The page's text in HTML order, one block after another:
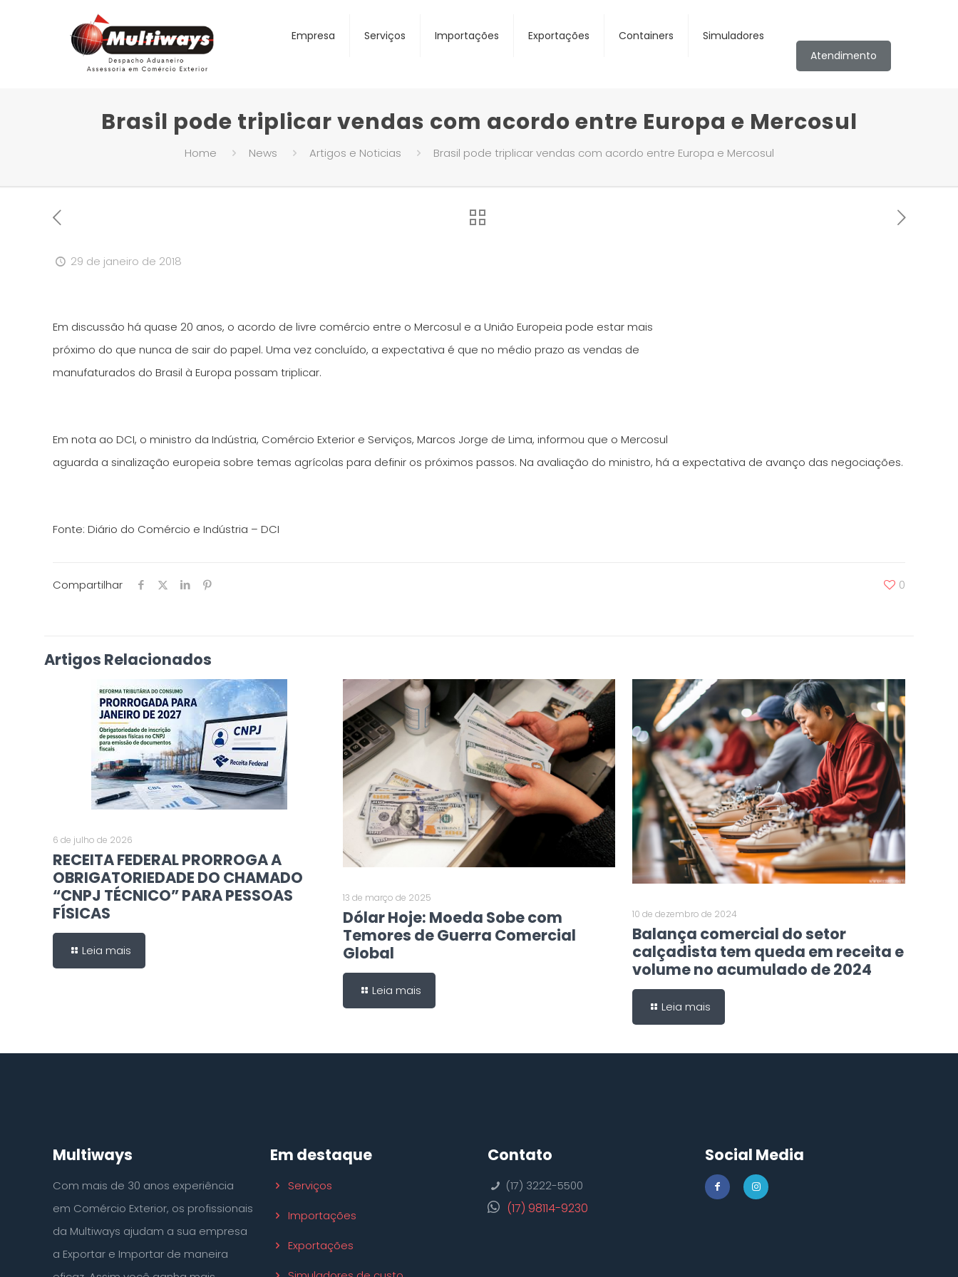
Empresa Serviços Importações Exportações Containers
Simuladores
Atendimento
Brasil pode triplicar vendas com acordo entre Europa e Mercosul
Home News Artigos e Noticias Brasil pode triplicar vendas com acordo entre Europa e Mercosul
29 de janeiro de 2018
Em discussão há quase 20 anos, o acordo de livre comércio entre o Mercosul e a União Europeia pode estar mais
próximo do que nunca de sair do papel. Uma vez concluído, a expectativa é que no médio prazo as vendas de
manufaturados do Brasil à Europa possam triplicar.
Em nota ao DCI, o ministro da Indústria, Comércio Exterior e Serviços, Marcos Jorge de Lima, informou que o Mercosul
aguarda a sinalização europeia sobre temas agrícolas para definir os próximos passos. Na avaliação do ministro, há a expectativa de avanço das negociações.
Fonte: Diário do Comércio e Indústria – DCI
Compartilhar 0
Artigos Relacionados
6 de julho de 2026
RECEITA FEDERAL PRORROGA A
OBRIGATORIEDADE DO CHAMADO
“CNPJ TÉCNICO” PARA PESSOAS
FÍSICAS
Leia mais
13 de março de 2025
Dólar Hoje: Moeda Sobe com
Temores de Guerra Comercial
Global
Leia mais
10 de dezembro de 2024
Balança comercial do setor
calçadista tem queda em receita e
volume no acumulado de 2024
Leia mais
Multiways
Com mais de 30 anos experiência
em Comércio Exterior, os profissionais
da Multiways ajudam a sua empresa
a Exportar e Importar de maneira
Em destaque
Serviços
Importações
Exportações
Contato
(17) 3222-5500
(17) 98114-9230
Social Media